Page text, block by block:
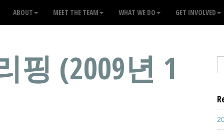
ABOUT MEET THE TEAM WHAT WE DO GET INVOLVED
핑 (2009년 1